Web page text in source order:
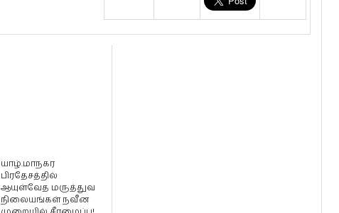
யாழ்.மாநகர
பிரதேசத்தில்
ஆயுள்வேத மருத்துவ
நிலையங்கள் நவீன